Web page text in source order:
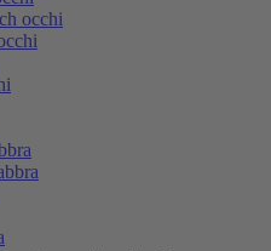
occhi